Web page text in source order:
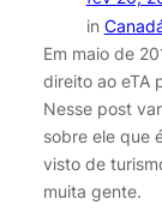
in
Em maio de
direito ao eTA
Nesse post
sobre ele que
visto de
muita gente.